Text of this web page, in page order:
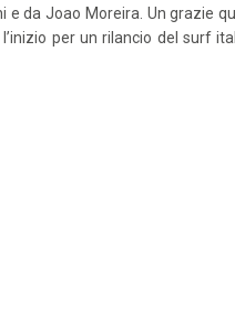
da Joao Moreira. Un grazie
per un rilancio del surf